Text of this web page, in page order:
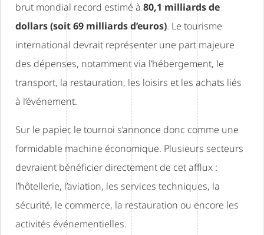
brut mondial record estimé à 80,1 milliards de
dollars (soit 69 milliards d’euros). Le tourisme
international devrait représenter une part majeure
des dépenses, notamment via l’hébergement, le
transport, la restauration, les loisirs et les achats liés
à l’événement.
Sur le papier, le tournoi s’annonce donc comme une
formidable machine économique. Plusieurs secteurs
devraient bénéficier directement de cet afflux :
l’hôtellerie, l’aviation, les services techniques, la
sécurité, le commerce, la restauration ou encore les
activités événementielles.